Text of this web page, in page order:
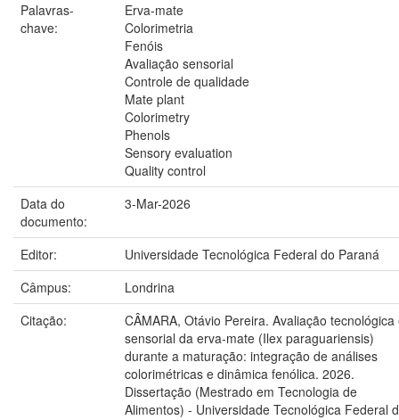
Palavras-
chave:
Erva-mate
Colorimetria
Fenóis
Avaliação sensorial
Controle de qualidade
Mate plant
Colorimetry
Phenols
Sensory evaluation
Quality control
Data do
documento:
3-Mar-2026
Editor:
Universidade Tecnológica Federal do Paraná
Câmpus:
Londrina
Citação:
CÂMARA, Otávio Pereira. Avaliação tecnológica
sensorial da erva-mate (Ilex paraguariensis)
durante a maturação: integração de análises
colorimétricas e dinâmica fenólica. 2026.
Dissertação (Mestrado em Tecnologia de
Alimentos) - Universidade Tecnológica Federal